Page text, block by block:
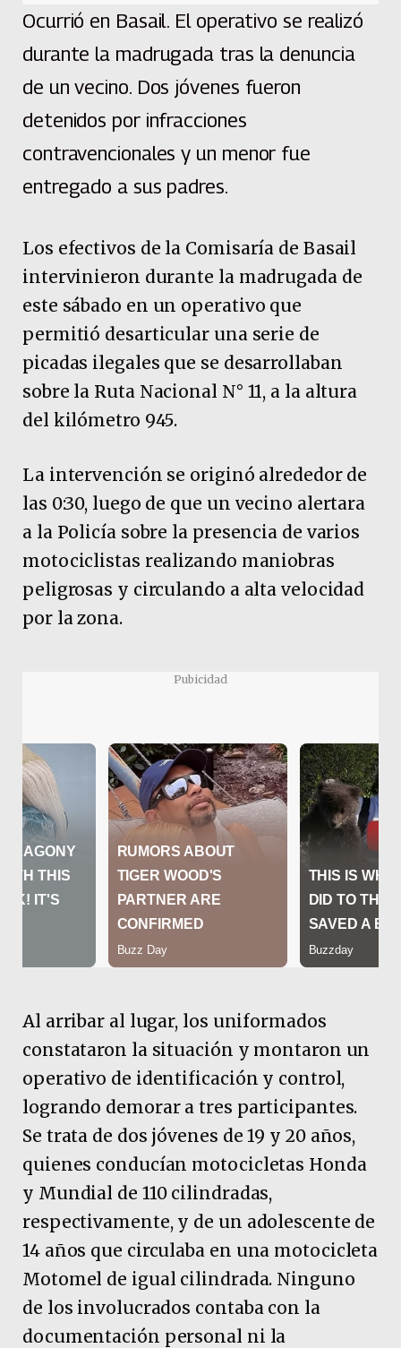
Ocurrió en Basail. El operativo se realizó
durante la madrugada tras la denuncia
de un vecino. Dos jóvenes fueron
detenidos por infracciones
contravencionales y un menor fue
entregado a sus padres.
Los efectivos de la Comisaría de Basail
intervinieron durante la madrugada de
este sábado en un operativo que
permitió desarticular una serie de
picadas ilegales que se desarrollaban
sobre la Ruta Nacional N° 11, a la altura
del kilómetro 945.
La intervención se originó alrededor de
las 0:30, luego de que un vecino alertara
a la Policía sobre la presencia de varios
motociclistas realizando maniobras
peligrosas y circulando a alta velocidad
por la zona.
Pubicidad
Al arribar al lugar, los uniformados
constataron la situación y montaron un
operativo de identificación y control,
logrando demorar a tres participantes.
Se trata de dos jóvenes de 19 y 20 años,
quienes conducían motocicletas Honda
y Mundial de 110 cilindradas,
respectivamente, y de un adolescente de
14 años que circulaba en una motocicleta
Motomel de igual cilindrada. Ninguno
de los involucrados contaba con la
documentación personal ni la